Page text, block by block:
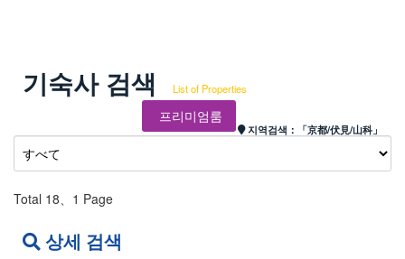
기숙사 검색 List of Properties
지역검색： 「京都/伏見/山科」
프리미엄룸
Total 18、1 Page
상세 검색